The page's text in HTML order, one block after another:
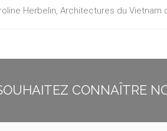
Herbelin, Architectures du
CONNAÎTRE